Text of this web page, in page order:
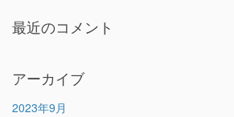
最近のコメント
アーカイブ
2023年9月